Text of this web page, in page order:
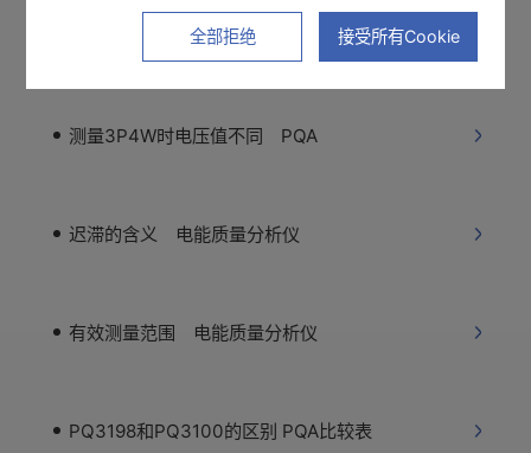
弄丢了PQA查看软件9624-50
测量3P4W时电压值不同 PQA
迟滞的含义 电能质量分析仪
有效测量范围 电能质量分析仪
PQ3198和PQ3100的区别 PQA比较表
全部拒绝 接受所有Cookie